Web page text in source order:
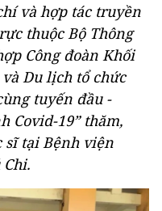
và hợp tác truyền
thuộc Bộ Thông
Công đoàn Khối
và Du lịch tổ chức
tuyến đầu -
Covid-19” thăm,
sĩ tại Bệnh viện